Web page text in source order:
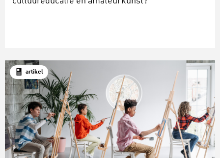
artikel